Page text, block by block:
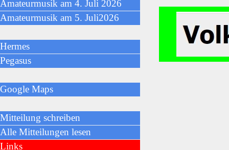
Amateurmusik am 4. Juli 2026
Amateurmusik am 5. Juli2026
Hermes
Pegasus
Google Maps
Mitteilung schreiben
Alle Mitteilungen lesen
Links